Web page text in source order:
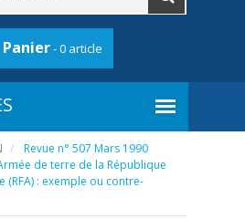
Panier- 0 article
Revue n° 507 Mars 1990
de terre de la République
: exemple ou contre-